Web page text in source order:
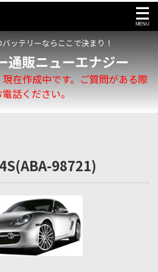
ッテリーならここで決まり！
通販ニューエナジー
在作成中です。ご質問がある際
話ください。
98721)